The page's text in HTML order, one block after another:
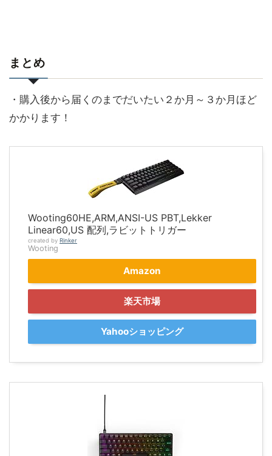
まとめ
・購入後から届くのまでだいたい２か月～３か月ほど
かかります！
Wooting60HE,ARM,ANSI-US PBT,Lekker
Linear60,US 配列,ラビットトリガー
created by Rinker
Wooting
Amazon
楽天市場
Yahooショッピング